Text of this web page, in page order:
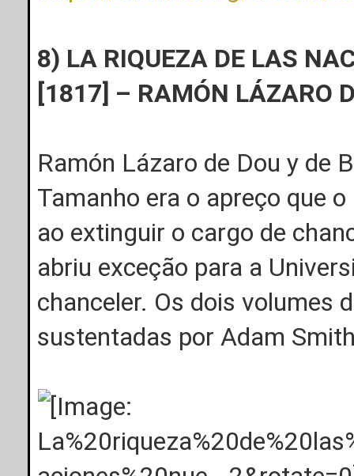
8) LA RIQUEZA DE LAS
[1817] – RAMÓN LÁZARO
Ramón Lázaro de Dou y de
Tamanho era o apreço que
ao extinguir o cargo de
abriu exceção para a
chanceler. Os dois volumes
sustentadas por Adam